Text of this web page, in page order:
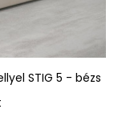
STIG 5 - bézs